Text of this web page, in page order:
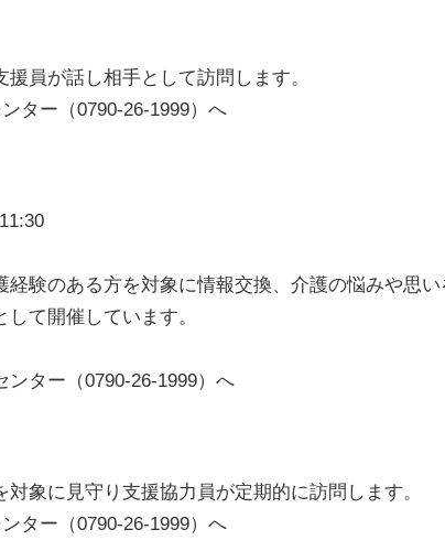
員が話し相手として訪問します。
ター（0790-26-1999）へ
験のある方を対象に情報交換、介護の悩みや思
開催しています。
ー（0790-26-1999）へ
象に見守り支援協力員が定期的に訪問します。
ター（0790-26-1999）へ